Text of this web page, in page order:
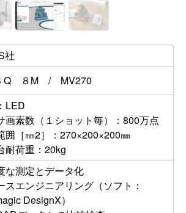
社
Q ８M / MV270
LED
画素数（１ショット毎）：800万点
囲［㎜2］：270×200×200㎜
耐荷重：20kg
な測定とデータ化
スエンジニアリング（ソフト：
DesignX）